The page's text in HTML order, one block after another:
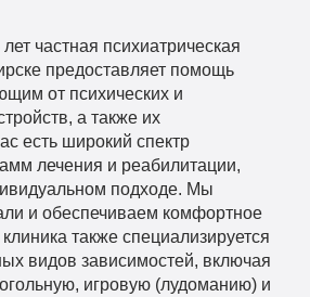
частная психиатрическая
предоставляет помощь
от психических и
а также их
есть широкий спектр
лечения и реабилитации,
подходе. Мы
и обеспечиваем комфортное
также специализируется
видов зависимостей, включая
игровую (лудоманию) и